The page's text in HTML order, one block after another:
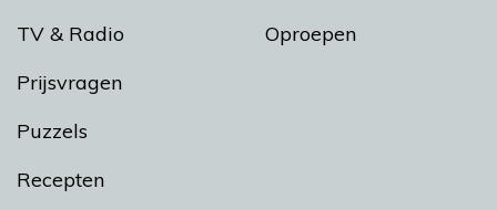
TV & Radio
Prijsvragen
Puzzels
Recepten
Oproepen